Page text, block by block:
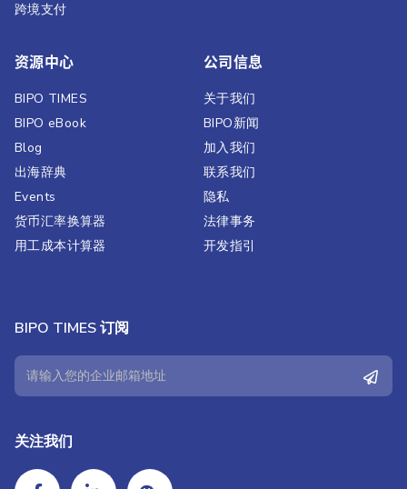
跨境支付
资源中心
BIPO TIMES
BIPO eBook
Blog
出海辞典
Events
货币汇率换算器
用工成本计算器
公司信息
关于我们
BIPO新闻​
加入我们
联系我们
隐私
法律事务
开发指引
BIPO TIMES 订阅
关注我们